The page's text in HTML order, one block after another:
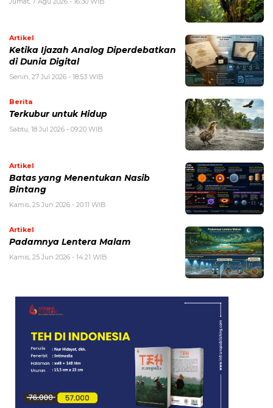
Artikel
Ketika Ijazah Analog Diperdebatkan
di Dunia Digital
Senin, 27 Jul 2026 - 18:53 WIB
Berita
Terkubur untuk Hidup
Sabtu, 18 Jul 2026 - 09:20 WIB
Artikel
Batas yang Menentukan Nasib
Bintang
Kamis, 25 Jun 2026 - 20:11 WIB
Artikel
Padamnya Lentera Malam
Kamis, 25 Jun 2026 - 14:21 WIB